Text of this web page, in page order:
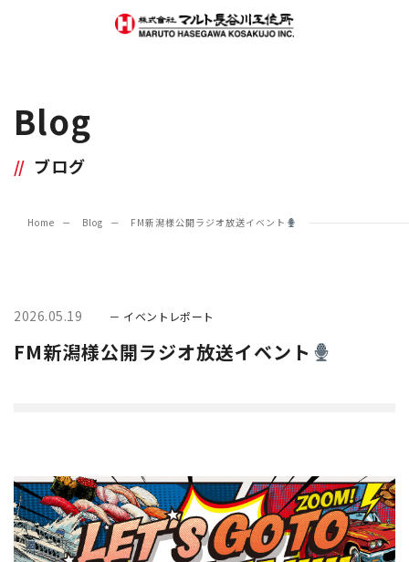
Blog
ブログ
Home Blog FM新潟様公開ラジオ放送イベント
2026.05.19 イベントレポート
FM新潟様公開ラジオ放送イベント